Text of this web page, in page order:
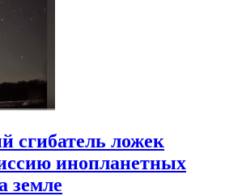
сгибатель ложек
инопланетных
земле